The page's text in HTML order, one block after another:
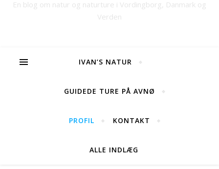
En blog om natur og naturture i Vordingborg, Danmark og
Verden
IVAN’S NATUR
GUIDEDE TURE PÅ AVNØ
PROFIL KONTAKT
ALLE INDLÆG